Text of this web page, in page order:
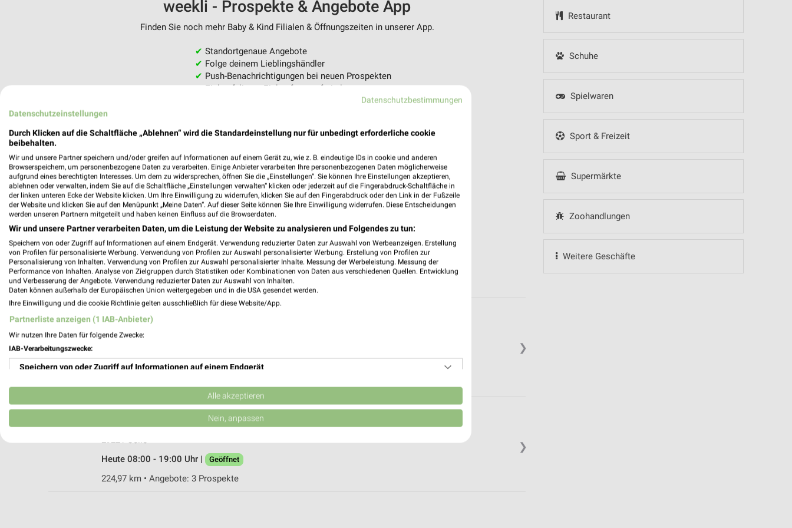
Restaurant
Schuhe
Spielwaren
Sport & Freizeit
Supermärkte
Zoohandlungen
Weitere Geschäfte
weekli - Prospekte & Angebote App
Finden Sie noch mehr Baby & Kind Filialen & Öffnungszeiten in unserer App.
✔ Standortgenaue Angebote
✔ Folge deinem Lieblingshändler
✔ Push-Benachrichtigungen bei neuen Prospekten
✔Einkaufsliste - Einkauf stressfrei planen
❯
Ernsting's family Celle
29221 Celle
Heute 09:00 - 18:00 Uhr | Geöffnet
❯
Westcellertorstr. 17-18
29221 Celle
Heute 08:00 - 19:00 Uhr |
Geöffnet
224,97 km • Angebote: 3 Prospekte
Datenschutzbestimmungen
Datenschutzeinstellungen
Durch Klicken auf die Schaltfläche „Ablehnen“ wird die Standardeinstellung nur für unbedingt erforderliche cookie
beibehalten.
Wir und unsere Partner speichern und/oder greifen auf Informationen auf einem Gerät zu, wie z. B. eindeutige IDs in cookie und anderen
Browserspeichern, um personenbezogene Daten zu verarbeiten. Einige Anbieter verarbeiten Ihre personenbezogenen Daten möglicherweise
aufgrund eines berechtigten Interesses. Um dem zu widersprechen, öffnen Sie die „Einstellungen“. Sie können Ihre Einstellungen akzeptieren,
ablehnen oder verwalten, indem Sie auf die Schaltfläche „Einstellungen verwalten“ klicken oder jederzeit auf die Fingerabdruck-Schaltfläche in
der linken unteren Ecke der Website klicken. Um Ihre Einwilligung zu widerrufen, klicken Sie auf den Fingerabdruck oder den Link in der Fußzeile
der Website und klicken Sie auf den Menüpunkt „Meine Daten“. Auf dieser Seite können Sie Ihre Einwilligung widerrufen. Diese Entscheidungen
werden unseren Partnern mitgeteilt und haben keinen Einfluss auf die Browserdaten.
Wir und unsere Partner verarbeiten Daten, um die Leistung der Website zu analysieren und Folgendes zu tun:
Speichern von oder Zugriff auf Informationen auf einem Endgerät. Verwendung reduzierter Daten zur Auswahl von Werbeanzeigen. Erstellung
von Profilen für personalisierte Werbung. Verwendung von Profilen zur Auswahl personalisierter Werbung. Erstellung von Profilen zur
Personalisierung von Inhalten. Verwendung von Profilen zur Auswahl personalisierter Inhalte. Messung der Werbeleistung. Messung der
Performance von Inhalten. Analyse von Zielgruppen durch Statistiken oder Kombinationen von Daten aus verschiedenen Quellen. Entwicklung
und Verbesserung der Angebote. Verwendung reduzierter Daten zur Auswahl von Inhalten.
Daten können außerhalb der Europäischen Union weitergegeben und in die USA gesendet werden.
Ihre Einwilligung und die cookie Richtlinie gelten ausschließlich für diese Website/App.
Partnerliste anzeigen (1 IAB-Anbieter)
Wir nutzen Ihre Daten für folgende Zwecke:
IAB-Verarbeitungszwecke:
Speichern von oder Zugriff auf Informationen auf einem Endgerät
Verwendung reduzierter Daten zur Auswahl von Werbeanzeigen
Erstellung von Profilen für personalisierte Werbung
Erstellung von Profilen zur Personalisierung von Inhalten
Alle akzeptieren
Nein, anpassen